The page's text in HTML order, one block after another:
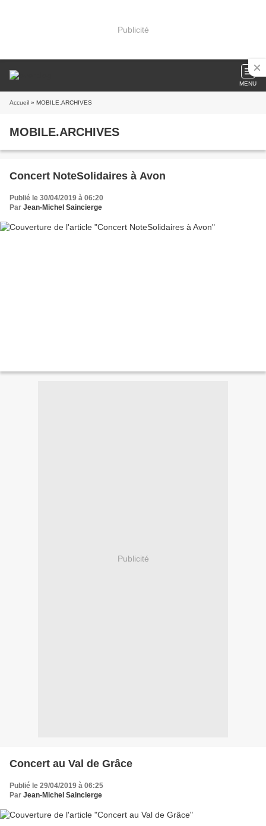
Publicité
MENU
Accueil » MOBILE.ARCHIVES
MOBILE.ARCHIVES
Concert NoteSolidaires à Avon
Publié le 30/04/2019 à 06:20
Par Jean-Michel Saincierge
Publicité
Concert au Val de Grâce
Publié le 29/04/2019 à 06:25
Par Jean-Michel Saincierge